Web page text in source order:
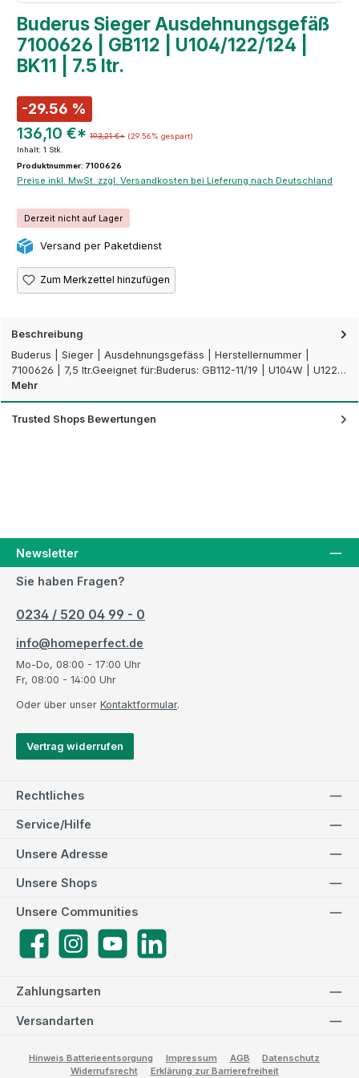
Buderus Sieger Ausdehnungsgefäß
7100626 | GB112 | U104/122/124 |
BK11 | 7.5 ltr.
-29.56 %
136,10 €* 193,21 €* (29.56% gespart)
Inhalt: 1 Stk.
Produktnummer: 7100626
Preise inkl. MwSt. zzgl. Versandkosten bei Lieferung nach Deutschland
Derzeit nicht auf Lager
Versand per Paketdienst
Zum Merkzettel hinzufügen
Beschreibung
Buderus | Sieger | Ausdehnungsgefäss | Herstellernummer |
7100626 | 7,5 ltr.Geeignet für:Buderus: GB112-11/19 | U104W | U122…
Mehr
Trusted Shops Bewertungen
Newsletter
Sie haben Fragen?
0234 / 520 04 99 - 0
info@homeperfect.de
Mo-Do, 08:00 - 17:00 Uhr
Fr, 08:00 - 14:00 Uhr
Oder über unser Kontaktformular.
Vertrag widerrufen
Rechtliches
Service/Hilfe
Zahlungsarten
Versandarten
Unsere Adresse
Unsere Communities
FacebookInstagramYouTube
Unsere Shops
Hinweis Batterieentsorgung Impressum AGB
Datenschutz
Widerrufsrecht
Erklärung zur Barrierefreiheit